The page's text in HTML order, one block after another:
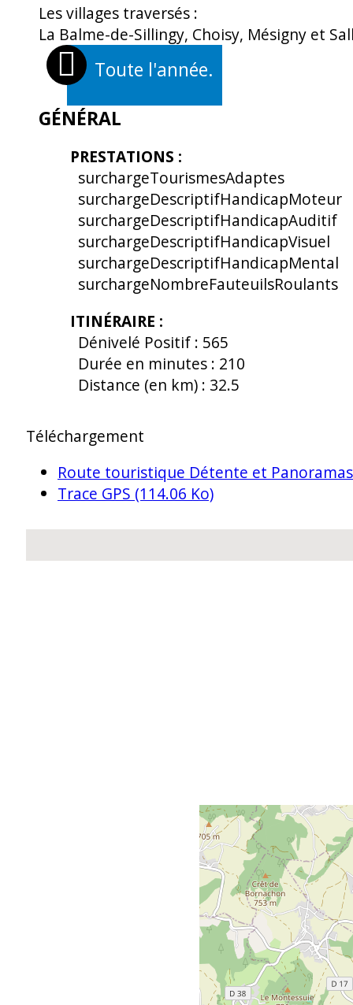
Les villages traversés :
La Balme-de-Sillingy, Choisy, Mésigny et
Toute l'année.
GÉNÉRAL
PRESTATIONS :
surchargeTourismesAdaptes
surchargeDescriptifHandicapMoteur
surchargeDescriptifHandicapAuditif
surchargeDescriptifHandicapVisuel
surchargeDescriptifHandicapMental
surchargeNombreFauteuilsRoulants
ITINÉRAIRE :
Dénivelé Positif : 565
Durée en minutes : 210
Distance (en km) : 32.5
Téléchargement
Route touristique Détente et
Trace GPS (114.06 Ko)